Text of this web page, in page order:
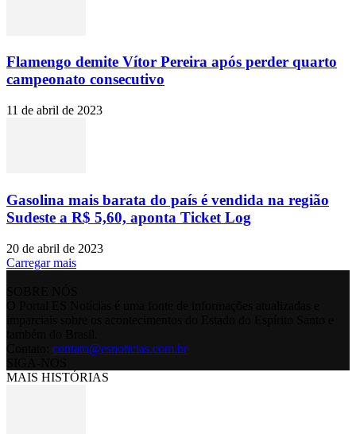
Flamengo demite Vítor Pereira após perder quarto
campeonato consecutivo
11 de abril de 2023
Gasolina mais barata do país é vendida na região
Sudeste a R$ 5,60, aponta Ticket Log
20 de abril de 2023
Carregar mais
contato@esnoticias.com.br
MAIS HISTÓRIAS